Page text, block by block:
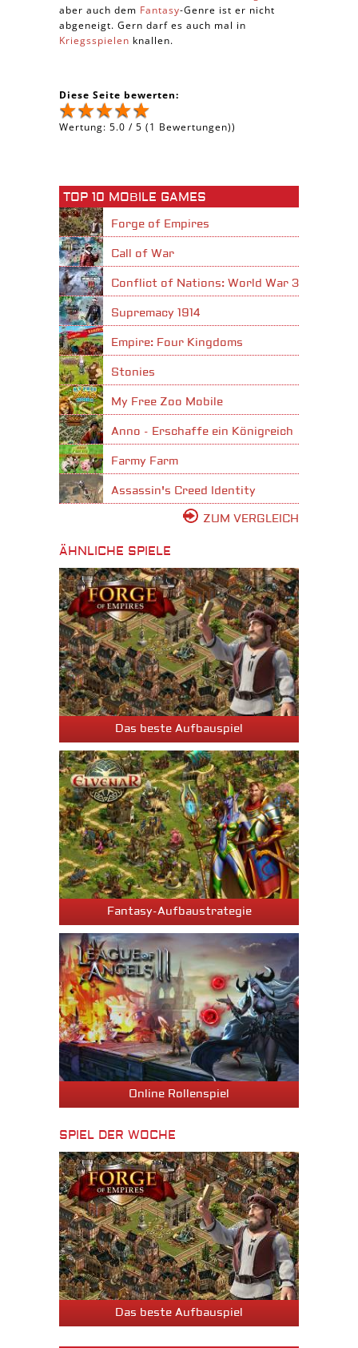
aber auch dem Fantasy-Genre ist er nicht
abgeneigt. Gern darf es auch mal in
Kriegsspielen knallen.
Diese Seite bewerten:
Wertung: 5.0 / 5 (1 Bewertungen))
TOP 10 MOBILE GAMES
Forge of Empires
Call of War
Conflict of Nations: World War 3
Supremacy 1914
Empire: Four Kingdoms
Stonies
My Free Zoo Mobile
Anno - Erschaffe ein Königreich
Farmy Farm
Assassin's Creed Identity
ZUM VERGLEICH
ÄHNLICHE SPIELE
Das beste Aufbauspiel
Fantasy-Aufbaustrategie
Online Rollenspiel
SPIEL DER WOCHE
Das beste Aufbauspiel